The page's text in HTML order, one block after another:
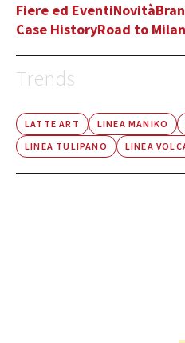
Fiere ed EventiNovità
Case HistoryRoad to Milan
Trends
LATTE ART LINEA MANIKO
LINEA TULIPANO
LINEA